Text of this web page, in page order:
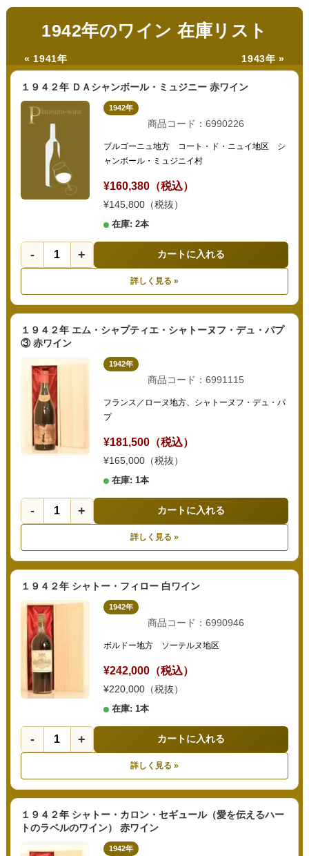
1942年のワイン 在庫リスト
« 1941年 1943年 »
１９４２年 ＤＡシャンボール・ミュジニー 赤ワイン
1942年
商品コード：6990226
ブルゴーニュ地方 コート・ド・ニュイ地区 シ
ャンボール・ミュジニイ村
¥160,380（税込）
¥145,800（税抜）
在庫: 2本
- + カートに入れる
詳しく見る »
１９４２年 エム・シャプティエ・シャトーヌフ・デュ・パプ
③ 赤ワイン
1942年
商品コード：6991115
フランス／ローヌ地方、シャトーヌフ・デュ・パ
プ
¥181,500（税込）
¥165,000（税抜）
在庫: 1本
- + カートに入れる
詳しく見る »
１９４２年 シャトー・フィロー 白ワイン
1942年
商品コード：6990946
ボルドー地方 ソーテルヌ地区
¥242,000（税込）
¥220,000（税抜）
在庫: 1本
- + カートに入れる
詳しく見る »
１９４２年 シャトー・カロン・セギュール（愛を伝えるハー
トのラベルのワイン） 赤ワイン
1942年